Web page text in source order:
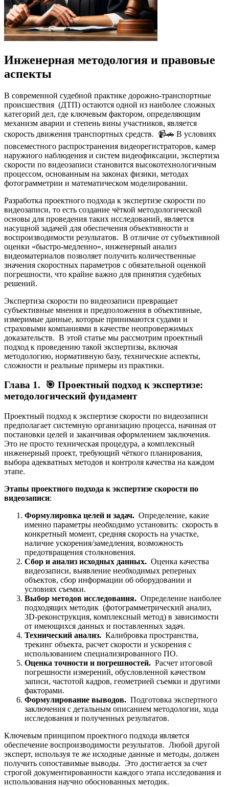
Инженерная методология и правовые
аспекты
В современной судебной практике дорожно-транспортные
происшествия (ДТП) остаются одной из наиболее сложных
категорий дел, где ключевым фактором, определяющим
механизм аварии и степень вины участников, является
скорость движения транспортных средств. 📹🚗 В условиях
повсеместного распространения видеорегистраторов, камер
наружного наблюдения и систем видеофиксации, экспертиза
скорости по видеозаписи становится высокотехнологичным
процессом, основанным на законах физики, методах
фотограмметрии и математическом моделировании.
Разработка проектного подхода к экспертизе скорости по
видеозаписи, то есть создание чёткой методологической
основы для проведения таких исследований, является
насущной задачей для обеспечения объективности и
воспроизводимости результатов. В отличие от субъективной
оценки «быстро-медленно», инженерный анализ
видеоматериалов позволяет получить количественные
значения скоростных параметров с обязательной оценкой
погрешности, что крайне важно для принятия судебных
решений.
Экспертиза скорости по видеозаписи превращает
субъективные мнения и предположения в объективные,
измеримые данные, которые принимаются судами и
страховыми компаниями в качестве неопровержимых
доказательств. В этой статье мы рассмотрим проектный
подход к проведению такой экспертизы, включая
методологию, нормативную базу, технические аспекты,
сложности и реальные примеры из практики.
Глава 1. 🎯 Проектный подход к экспертизе:
методологический фундамент
Проектный подход к экспертизе скорости по видеозаписи
предполагает системную организацию процесса, начиная от
постановки целей и заканчивая оформлением заключения.
Это не просто техническая процедура, а комплексный
инженерный проект, требующий чёткого планирования,
выбора адекватных методов и контроля качества на каждом
этапе.
Этапы проектного подхода к экспертизе скорости по
видеозаписи:
Формулировка целей и задач. Определение, какие
именно параметры необходимо установить: скорость в
конкретный момент, средняя скорость на участке,
наличие ускорения/замедления, возможность
предотвращения столкновения.
Сбор и анализ исходных данных. Оценка качества
видеозаписи, выявление необходимых реперных
объектов, сбор информации об оборудовании и
условиях съемки.
Выбор методов исследования. Определение наиболее
подходящих методик (фотограмметрический анализ,
3D-реконструкция, комплексный метод) в зависимости
от имеющихся данных и поставленных задач.
Технический анализ. Калибровка пространства,
трекинг объекта, расчет скорости и ускорения с
использованием специализированного ПО.
Оценка точности и погрешностей. Расчет итоговой
погрешности измерений, обусловленной качеством
записи, частотой кадров, геометрией съемки и другими
факторами.
Формулирование выводов. Подготовка экспертного
заключения с детальным описанием методологии, хода
исследования и полученных результатов.
Ключевым принципом проектного подхода является
обеспечение воспроизводимости результатов. Любой другой
эксперт, используя те же исходные данные и методы, должен
получить сопоставимые выводы. Это достигается за счет
строгой документированности каждого этапа исследования и
использования научно обоснованных методик.